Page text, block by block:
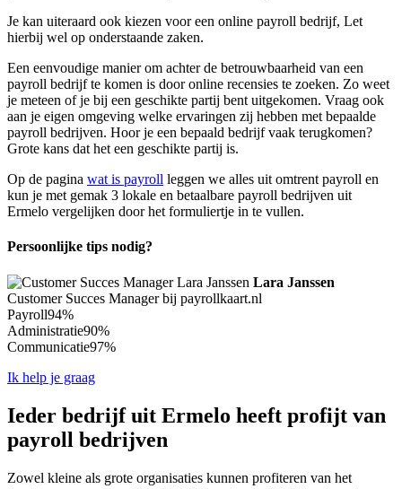
Je kan uiteraard ook kiezen voor een online payroll bedrijf, Let
hierbij wel op onderstaande zaken.
Een eenvoudige manier om achter de betrouwbaarheid van een
payroll bedrijf te komen is door online recensies te zoeken. Zo weet
je meteen of je bij een geschikte partij bent uitgekomen. Vraag ook
aan je eigen omgeving welke ervaringen zij hebben met bepaalde
payroll bedrijven. Hoor je een bepaald bedrijf vaak terugkomen?
Grote kans dat het een geschikte partij is.
Op de pagina wat is payroll leggen we alles uit omtrent payroll en
kun je met gemak 3 lokale en betaalbare payroll bedrijven uit
Ermelo vergelijken door het formuliertje in te vullen.
Persoonlijke tips nodig?
Lara Janssen
Customer Succes Manager bij payrollkaart.nl
Payroll94%
Administratie90%
Communicatie97%
Ik help je graag
Ieder bedrijf uit Ermelo heeft profijt van
payroll bedrijven
Zowel kleine als grote organisaties kunnen profiteren van het